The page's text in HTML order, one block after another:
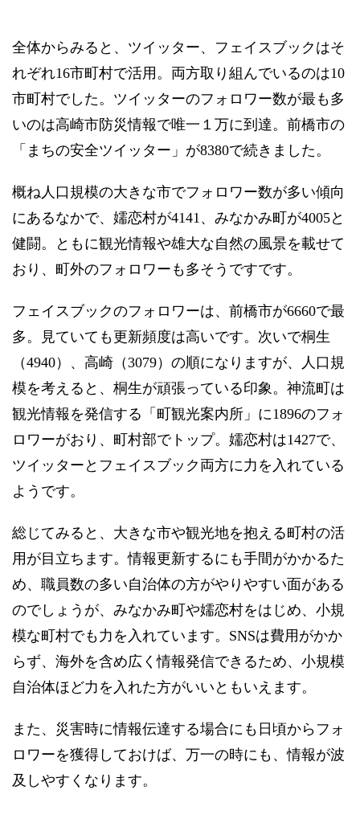
全体からみると、ツイッター、フェイスブックはそ
れぞれ16市町村で活用。両方取り組んでいるのは10
市町村でした。ツイッターのフォロワー数が最も多
いのは高崎市防災情報で唯一１万に到達。前橋市の
「まちの安全ツイッター」が8380で続きました。
概ね人口規模の大きな市でフォロワー数が多い傾向
にあるなかで、嬬恋村が4141、みなかみ町が4005と
健闘。ともに観光情報や雄大な自然の風景を載せて
おり、町外のフォロワーも多そうですです。
フェイスブックのフォロワーは、前橋市が6660で最
多。見ていても更新頻度は高いです。次いで桐生
（4940）、高崎（3079）の順になりますが、人口規
模を考えると、桐生が頑張っている印象。神流町は
観光情報を発信する「町観光案内所」に1896のフォ
ロワーがおり、町村部でトップ。嬬恋村は1427で、
ツイッターとフェイスブック両方に力を入れている
ようです。
総じてみると、大きな市や観光地を抱える町村の活
用が目立ちます。情報更新するにも手間がかかるた
め、職員数の多い自治体の方がやりやすい面がある
のでしょうが、みなかみ町や嬬恋村をはじめ、小規
模な町村でも力を入れています。SNSは費用がかか
らず、海外を含め広く情報発信できるため、小規模
自治体ほど力を入れた方がいいともいえます。
また、災害時に情報伝達する場合にも日頃からフォ
ロワーを獲得しておけば、万一の時にも、情報が波
及しやすくなります。